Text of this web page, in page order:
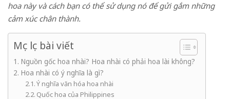
hoa này và cách bạn có thể sử dụng nó để gửi gắm những
cảm xúc chân thành.
Mục lục bài viết
Nguồn gốc hoa nhài? Hoa nhài có phải hoa lài không?
Hoa nhài có ý nghĩa là gì?
Ý nghĩa văn hóa hoa nhài
Quốc hoa của Philippines